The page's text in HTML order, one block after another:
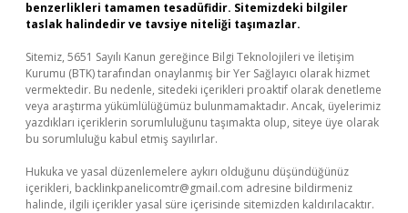
benzerlikleri tamamen tesadüfidir. Sitemizdeki bilgiler
taslak halindedir ve tavsiye niteliği taşımazlar.
Sitemiz, 5651 Sayılı Kanun gereğince Bilgi Teknolojileri ve İletişim
Kurumu (BTK) tarafından onaylanmış bir Yer Sağlayıcı olarak hizmet
vermektedir. Bu nedenle, sitedeki içerikleri proaktif olarak denetleme
veya araştırma yükümlülüğümüz bulunmamaktadır. Ancak, üyelerimiz
yazdıkları içeriklerin sorumluluğunu taşımakta olup, siteye üye olarak
bu sorumluluğu kabul etmiş sayılırlar.
Hukuka ve yasal düzenlemelere aykırı olduğunu düşündüğünüz
içerikleri, backlinkpanelicomtr@gmail.com adresine bildirmeniz
halinde, ilgili içerikler yasal süre içerisinde sitemizden kaldırılacaktır.